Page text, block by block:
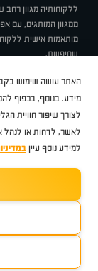
ללקוחותיה מגוון רחב
ממגוון המותגים, עם
מותאמות אישית
שחיפשת.
תקנוןBUY BACK
סיטרואן אופלפיג'וMG
ב מ וולקסוסאאודיסקודה
האתר עושה שימוש
מידע. בנוסף, בכפוף
לצורך שיפור חוויית
לאשר, לדחות או
למידע נוסף עיין